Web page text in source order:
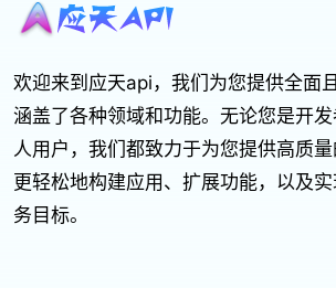
欢迎来到应天api，我们为您提供全面
涵盖了各种领域和功能。无论您是开
人用户，我们都致力于为您提供高质
更轻松地构建应用、扩展功能，以及
务目标。